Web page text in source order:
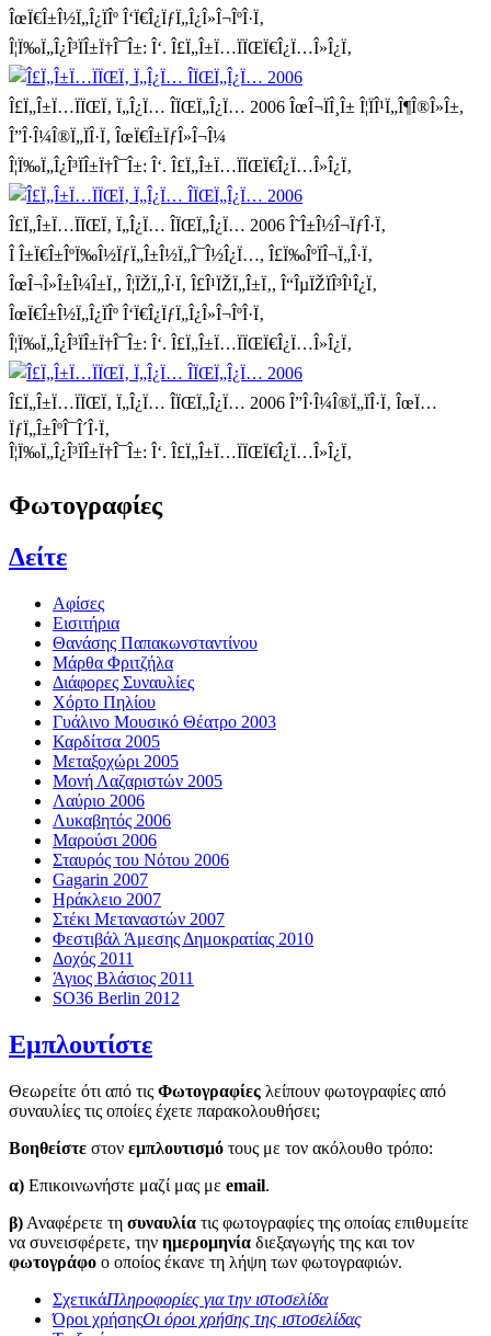
ÎœÏ€Î±Î½Ï„Î¿ÏÎº Î‘Ï€Î¿ÏƒÏ„Î¿Î»Î¬ÎºÎ·Ï‚
Î¦Ï‰Ï„Î¿Î³ÏÎ±Ï†Î¯Î±: Î‘. Î£Ï„Î±Ï…ÏÏŒÏ€Î¿Ï…Î»Î¿Ï‚
Î£Ï„Î±Ï…ÏÏŒÏ‚ Ï„Î¿Ï… ÎÏŒÏ„Î¿Ï… 2006 ÎœÎ¬ÏÎ¸Î± Î¦ÏÎ¹Ï„Î¶Î®Î»Î±,
Î”Î·Î¼Î®Ï„ÏÎ·Ï‚ ÎœÏ€Î±ÏƒÎ»Î¬Î¼
Î¦Ï‰Ï„Î¿Î³ÏÎ±Ï†Î¯Î±: Î‘. Î£Ï„Î±Ï…ÏÏŒÏ€Î¿Ï…Î»Î¿Ï‚
Î£Ï„Î±Ï…ÏÏŒÏ‚ Ï„Î¿Ï… ÎÏŒÏ„Î¿Ï… 2006 Î˜Î±Î½Î¬ÏƒÎ·Ï‚
Î Î±Ï€Î±ÎºÏ‰Î½ÏƒÏ„Î±Î½Ï„Î¯Î½Î¿Ï…, Î£Ï‰ÎºÏÎ¬Ï„Î·Ï‚
ÎœÎ¬Î»Î±Î¼Î±Ï‚, Î¦ÏŽÏ„Î·Ï‚ Î£Î¹ÏŽÏ„Î±Ï‚, Î“ÎµÏŽÏÎ³Î¹Î¿Ï‚
ÎœÏ€Î±Î½Ï„Î¿ÏÎº Î‘Ï€Î¿ÏƒÏ„Î¿Î»Î¬ÎºÎ·Ï‚
Î¦Ï‰Ï„Î¿Î³ÏÎ±Ï†Î¯Î±: Î‘. Î£Ï„Î±Ï…ÏÏŒÏ€Î¿Ï…Î»Î¿Ï‚
Î£Ï„Î±Ï…ÏÏŒÏ‚ Ï„Î¿Ï… ÎÏŒÏ„Î¿Ï… 2006 Î”Î·Î¼Î®Ï„ÏÎ·Ï‚ ÎœÏ…
ÏƒÏ„Î±ÎºÎ¯Î´Î·Ï‚
Î¦Ï‰Ï„Î¿Î³ÏÎ±Ï†Î¯Î±: Î‘. Î£Ï„Î±Ï…ÏÏŒÏ€Î¿Ï…Î»Î¿Ï‚
Φωτογραφίες
Δείτε
Αφίσες
Εισιτήρια
Θανάσης Παπακωνσταντίνου
Μάρθα Φριτζήλα
Διάφορες Συναυλίες
Χόρτο Πηλίου
Γυάλινο Μουσικό Θέατρο 2003
Καρδίτσα 2005
Μεταξοχώρι 2005
Μονή Λαζαριστών 2005
Λαύριο 2006
Λυκαβητός 2006
Μαρούσι 2006
Σταυρός του Νότου 2006
Gagarin 2007
Ηράκλειο 2007
Στέκι Μεταναστών 2007
Φεστιβάλ Άμεσης Δημοκρατίας 2010
Δοχός 2011
Άγιος Βλάσιος 2011
SO36 Berlin 2012
Εμπλουτίστε
Θεωρείτε ότι από τις Φωτογραφίες λείπουν φωτογραφίες από
συναυλίες τις οποίες έχετε παρακολουθήσει;
Βοηθείστε στον εμπλουτισμό τους με τον ακόλουθο τρόπο:
α) Επικοινωνήστε μαζί μας με email.
β) Αναφέρετε τη συναυλία τις φωτογραφίες της οποίας επιθυμείτε
να συνεισφέρετε, την ημερομηνία διεξαγωγής της και τον
φωτογράφο ο οποίος έκανε τη λήψη των φωτογραφιών.
ΣχετικάΠληροφορίες για την ιστοσελίδα
Όροι χρήσηςΟι όροι χρήσης της ιστοσελίδας